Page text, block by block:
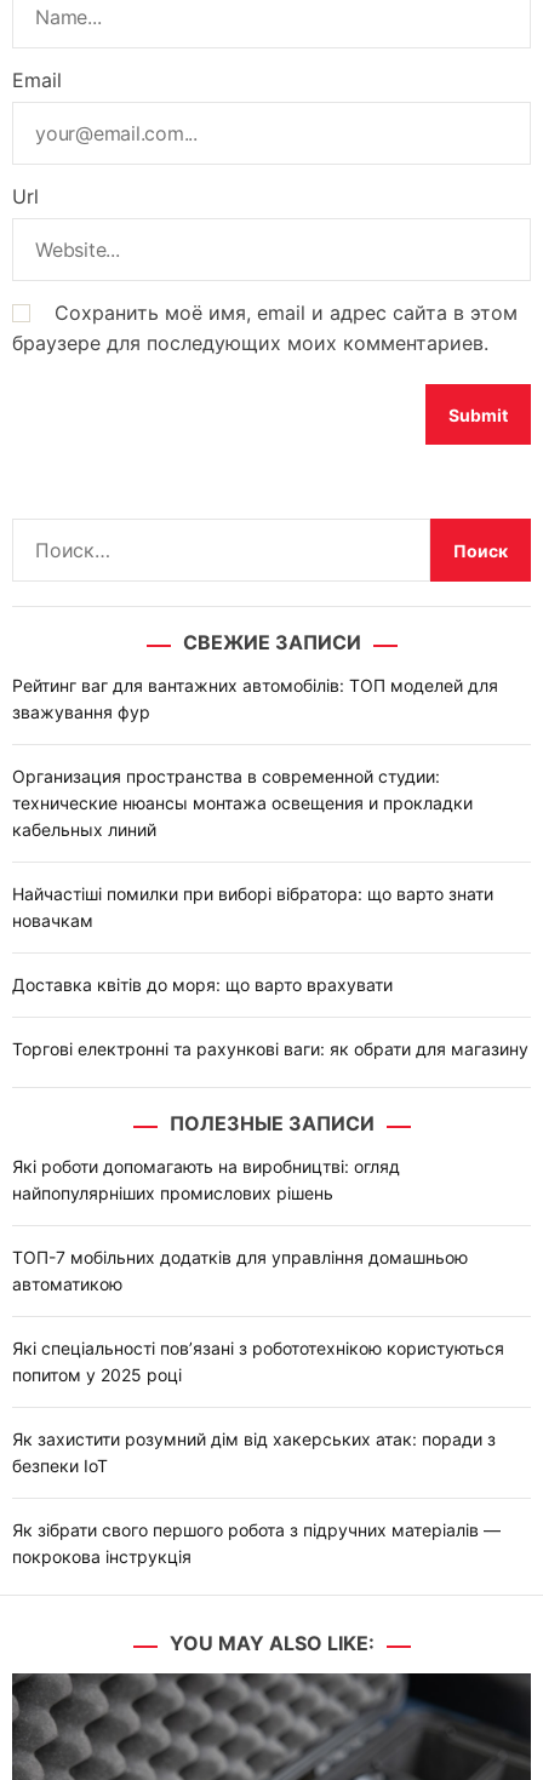
Email
Url
Сохранить моё имя, email и адрес сайта в этом
браузере для последующих моих комментариев.
:
СВЕЖИЕ ЗАПИСИ
Рейтинг ваг для вантажних автомобілів: ТОП моделей для
зважування фур
Организация пространства в современной студии:
технические нюансы монтажа освещения и прокладки
кабельных линий
Найчастіші помилки при виборі вібратора: що варто знати
новачкам
Доставка квітів до моря: що варто врахувати
Торгові електронні та рахункові ваги: як обрати для магазину
ПОЛЕЗНЫЕ ЗАПИСИ
Які роботи допомагають на виробництві: огляд
найпопулярніших промислових рішень
ТОП-7 мобільних додатків для управління домашньою
автоматикою
Які спеціальності пов’язані з робототехнікою користуються
попитом у 2025 році
Як захистити розумний дім від хакерських атак: поради з
безпеки IoT
Як зібрати свого першого робота з підручних матеріалів —
покрокова інструкція
YOU MAY ALSO LIKE: